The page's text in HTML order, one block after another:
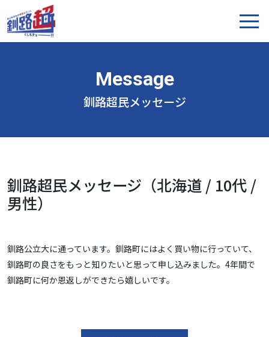
釧路超民メッセージ
釧路超民メッセージ（北海道 / 10代 /
男性）
釧路公立大に通っています。釧路町にはよく買い物に行っていて、
釧路町の良さをもっと知りたいと思って申し込みました。4年間で
釧路町に何か恩返しができたら嬉しいです。